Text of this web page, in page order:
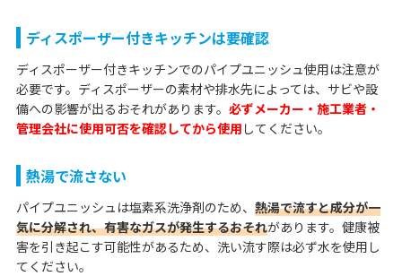
ディスポーザー付きキッチンは要確認
ディスポーザー付きキッチンでのパイプユニッシュ使用は注意が
必要です。ディスポーザーの素材や排水先によっては、サビや設
備への影響が出るおそれがあります。 必ずメーカー・施工業者・
管理会社に使用可否を確認してから使用 してください。
熱湯で流さない
パイプユニッシュは塩素系洗浄剤のため、 熱湯で流すと成分が一
気に分解され、有害なガスが発生するおそれがあります。健康被
害を引き起こす可能性があるため、洗い流す際は必ず水を使用し
てください。